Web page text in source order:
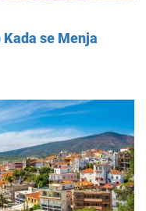
Kada se Menja